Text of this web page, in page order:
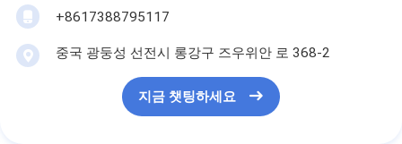
+8617388795117
중국 광둥성 선전시 롱강구 즈우위안 로 368-2
지금 챗팅하세요